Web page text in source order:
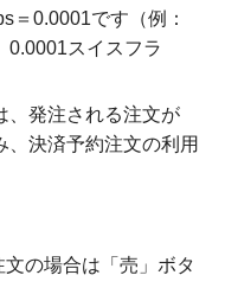
＝0.0001です（例：
0.0001スイスフラ
、発注される注文が
、決済予約注文の利用
の場合は「売」ボタ